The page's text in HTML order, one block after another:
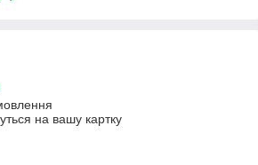
на вашу картку